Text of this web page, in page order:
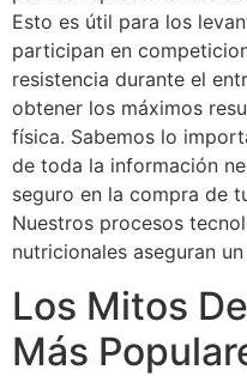
Esto es útil para los
participan en
resistencia durante el
obtener los máximos
física. Sabemos lo
de toda la información
seguro en la compra de
Nuestros procesos
nutricionales aseguran
Los Mitos
Más